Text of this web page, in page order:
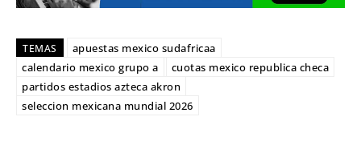
TEMAS
apuestas mexico sudafricaa
calendario mexico grupo a
cuotas mexico republica checa
partidos estadios azteca akron
seleccion mexicana mundial 2026